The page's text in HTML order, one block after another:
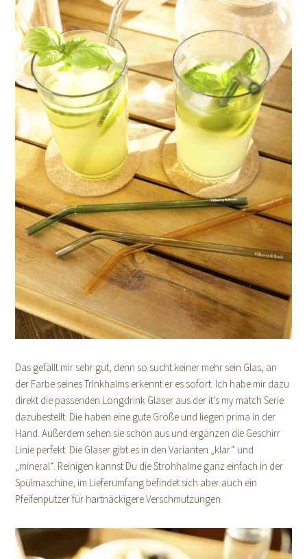
Das gefällt mir sehr gut, denn so sucht keiner mehr sein Glas, an
der Farbe seines Trinkhalms erkennt er es sofort. Ich habe mir dazu
direkt die passenden Longdrink Gläser aus der it’s my match Serie
dazubestellt. Die haben eine gute Größe und liegen prima in der
Hand. Außerdem sehen sie schön aus und ergänzen die Geschirr
Linie perfekt. Die Gläser gibt es in den Varianten „klar“ und
„mineral“. Reinigen kannst Du die Strohhalme ganz einfach in der
Spülmaschine, im Lieferumfang befindet sich aber auch ein
Pfeifenputzer für hartnäckigere Verschmutzungen.